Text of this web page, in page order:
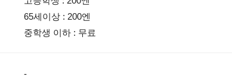
65세이상 : 200엔
중학생 이하 : 무료